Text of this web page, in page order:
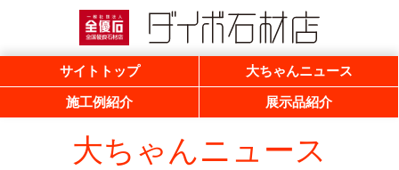
一般社団法人 全優石 全国優良石材店
サイトトップ
大ちゃんニュース
施工例紹介
展示品紹介
大ちゃんニュース